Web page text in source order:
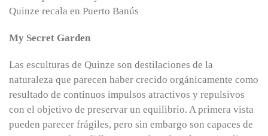
My Secret Garden
Las esculturas de Quinze son destilaciones de la
naturaleza que parecen haber crecido orgánicamente como
resultado de continuos impulsos atractivos y repulsivos
con el objetivo de preservar un equilibrio. A primera vista
pueden parecer frágiles, pero sin embargo son capaces de